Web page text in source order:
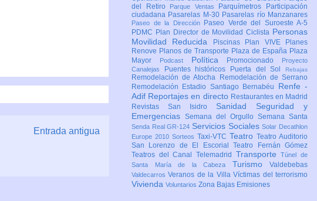
Entrada antigua
del Retiro
Parque Ventas Parquímetros
Participación
ciudadana Pasarelas M-30 Pasarelas río Manzanares
Paseo de la Dirección
Paseo Verde del Suroeste A-5
PDMC Plan Director de Movilidad Ciclista Personas
Movilidad Reducida
Piscinas Plan VIVE
Planes
Renove Planos de Transporte Plaza de España Plaza
Mayor
Podcast Política Promocionado
Proyecto
Canalejas
Puentes históricos Puerta del Sol Rebajas
Remodelación de Atocha
Remodelación de Serrano
Remodelación Estadio Santiago Bernabéu Renfe -
Adif Reportajes en directo Restaurantes en Madrid
Revistas San Isidro Sanidad Seguridad y
Emergencias Semana del Orgullo Semana Santa
Senda Real GR-124 Servicios SocialesSolar Decathlon
Europe 2010 Sorteos Taxi-VTC Teatro Teatro Auditorio
San Lorenzo de El EscorialTeatro Fernán Gómez
Teatros del Canal Telemadrid TransporteTúnel de
Santa María de la Cabeza Turismo Valdebebas
ValdecarrosVeranos de la VillaVíctimas del terrorismo
Vivienda Voluntarios Zona Bajas Emisiones